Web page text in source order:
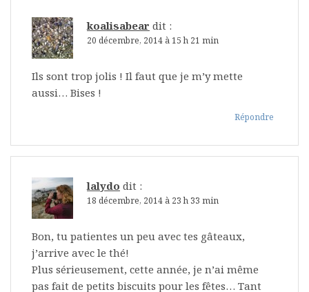
koalisabear dit :
20 décembre, 2014 à 15 h 21 min
Ils sont trop jolis ! Il faut que je m’y mette
aussi… Bises !
Répondre
lalydo dit :
18 décembre, 2014 à 23 h 33 min
Bon, tu patientes un peu avec tes gâteaux,
j’arrive avec le thé!
Plus sérieusement, cette année, je n’ai même
pas fait de petits biscuits pour les fêtes… Tant